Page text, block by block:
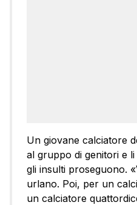
Un giovane calciatore
al gruppo di genitori e
gli insulti proseguono.
urlano. Poi, per un
un calciatore